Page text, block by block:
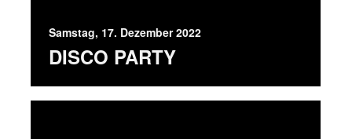
Samstag, 17. Dezember 2022
DISCO PARTY